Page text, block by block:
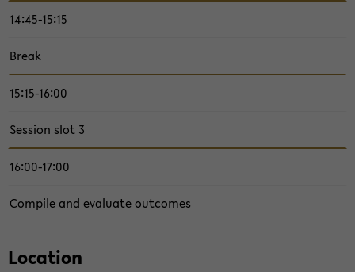
14:45-15:15
Break
15:15-16:00
Ses­sion slot 3
16:00-17:00
Com­pile and eval­u­ate out­comes
Lo­ca­tion